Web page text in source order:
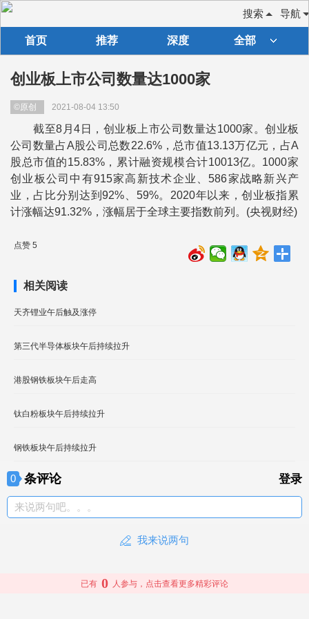
导航
搜索
首页 推荐 深度 全部
创业板上市公司数量达1000家
©原创 2021-08-04 13:50
截至8月4日，创业板上市公司数量达1000家。创业板
公司数量占A股公司总数22.6%，总市值13.13万亿元，占A
股总市值的15.83%，累计融资规模合计10013亿。1000家
创业板公司中有915家高新技术企业、586家战略新兴产
业，占比分别达到92%、59%。2020年以来，创业板指累
计涨幅达91.32%，涨幅居于全球主要指数前列。(央视财经)
点赞 5
相关阅读
天齐锂业午后触及涨停
第三代半导体板块午后持续拉升
港股钢铁板块午后走高
钛白粉板块午后持续拉升
钢铁板块午后持续拉升
0 条评论 登录
来说两句吧。。。
我来说两句
已有 0 人参与，点击查看更多精彩评论